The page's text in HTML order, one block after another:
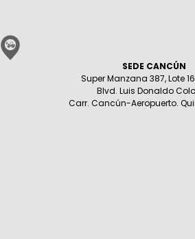
SEDE CANCÚN
Super Manzana 387, Lote
Blvd. Luis Donaldo
Carr. Cancún-Aeropuerto.